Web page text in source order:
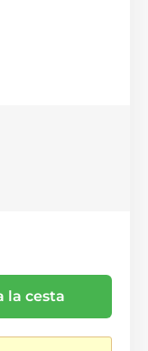
la cesta